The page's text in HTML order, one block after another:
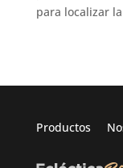
para localizar
Productos